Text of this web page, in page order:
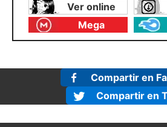
Ver online
Mega
Compartir en
Compartir en